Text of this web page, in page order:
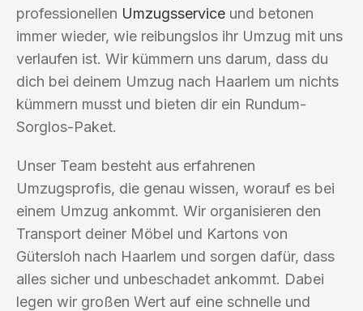
professionellen Umzugsservice und betonen
immer wieder, wie reibungslos ihr Umzug mit uns
verlaufen ist. Wir kümmern uns darum, dass du
dich bei deinem Umzug nach Haarlem um nichts
kümmern musst und bieten dir ein Rundum-
Sorglos-Paket.
Unser Team besteht aus erfahrenen
Umzugsprofis, die genau wissen, worauf es bei
einem Umzug ankommt. Wir organisieren den
Transport deiner Möbel und Kartons von
Gütersloh nach Haarlem und sorgen dafür, dass
alles sicher und unbeschadet ankommt. Dabei
legen wir großen Wert auf eine schnelle und